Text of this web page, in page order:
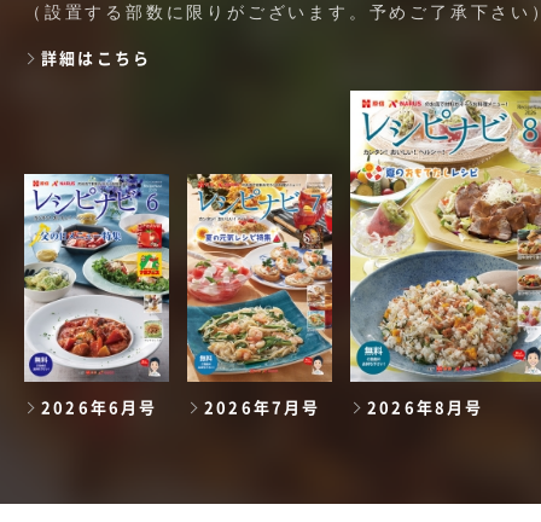
（設置する部数に限りがございます。予めご了承下さい
詳細はこちら
2026年6月号 2026年7月号 2026年8月号